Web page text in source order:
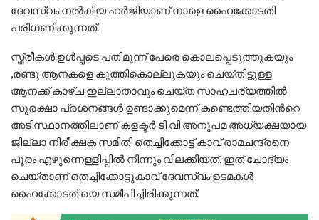
ദേവസ്വം നൽകിയ ഹർജിയാണ് നാളെ ഹൈക്കോടതി
പരിഗണിക്കുന്നത്.
സ്ത്രീകൾ ഉൾപ്പടെ പതിമൂന്ന് പേരെ കൊലപ്പെടുത്തുകയും
,രണ്ടു ആനകളെ കുത്തികൊല്ലുകയും ചെയ്തിട്ടുള്ള
ആനക്ക് കാഴ്ച ഇല്ലാതാവും ചെയ്ത സാഹചര്യത്തിൽ
സുരക്ഷാ പ്രശനങ്ങൾ ഉണ്ടാക്കുമെന്ന് കണ്ടെത്തിയതിന്‍റെ
അടിസ്ഥാനത്തിലാണ് കളക്ടർ ടി വി അനുപമ അധ്യക്ഷയായ
ജില്ലാ നിരീക്ഷക സമിതി തെച്ചിക്കോട്ട് കാവ് രാമചന്ദ്രനെ
പൂരം എഴുന്നെള്ളിപ്പിൽ നിന്നും വിലക്കിയത്. ഇത് ചോദ്യം
ചെയ്താണ് തെച്ചിക്കോട്ടുകാവ് ദേവസ്വം ഉടമകൾ
ഹൈക്കോടതിയെ സമീപിച്ചിരിക്കുന്നത്.